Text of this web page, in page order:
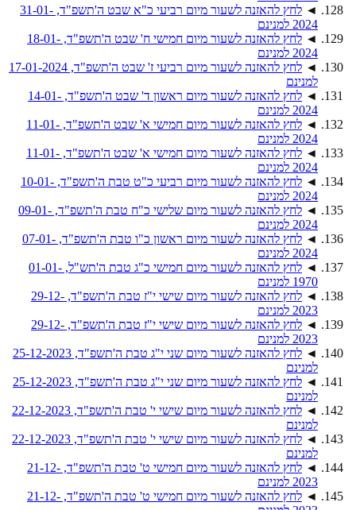
◄
לחץ להאזנה לשעור מיום רביעי כ"א שבט ה'תשפ"ד, 31-01-
2024 למנינם
◄
לחץ להאזנה לשעור מיום חמישי ח' שבט ה'תשפ"ד, 18-01-
2024 למנינם
◄
לחץ להאזנה לשעור מיום רביעי ז' שבט ה'תשפ"ד, 17-01-2024
למנינם
◄
לחץ להאזנה לשעור מיום ראשון ד' שבט ה'תשפ"ד, 14-01-
2024 למנינם
◄
לחץ להאזנה לשעור מיום חמישי א' שבט ה'תשפ"ד, 11-01-
2024 למנינם
◄
לחץ להאזנה לשעור מיום חמישי א' שבט ה'תשפ"ד, 11-01-
2024 למנינם
◄
לחץ להאזנה לשעור מיום רביעי כ"ט טבת ה'תשפ"ד, 10-01-
2024 למנינם
◄
לחץ להאזנה לשעור מיום שלישי כ"ח טבת ה'תשפ"ד, 09-01-
2024 למנינם
◄
לחץ להאזנה לשעור מיום ראשון כ"ו טבת ה'תשפ"ד, 07-01-
2024 למנינם
◄
לחץ להאזנה לשעור מיום חמישי כ"ג טבת ה'תש"ל, 01-01-
1970 למנינם
◄
לחץ להאזנה לשעור מיום שישי י"ז טבת ה'תשפ"ד, 29-12-
2023 למנינם
◄
לחץ להאזנה לשעור מיום שישי י"ז טבת ה'תשפ"ד, 29-12-
2023 למנינם
◄
לחץ להאזנה לשעור מיום שני י"ג טבת ה'תשפ"ד, 25-12-2023
למנינם
◄
לחץ להאזנה לשעור מיום שני י"ג טבת ה'תשפ"ד, 25-12-2023
למנינם
◄
לחץ להאזנה לשעור מיום שישי י' טבת ה'תשפ"ד, 22-12-2023
למנינם
◄
לחץ להאזנה לשעור מיום שישי י' טבת ה'תשפ"ד, 22-12-2023
למנינם
◄
לחץ להאזנה לשעור מיום חמישי ט' טבת ה'תשפ"ד, 21-12-
2023 למנינם
◄
לחץ להאזנה לשעור מיום חמישי ט' טבת ה'תשפ"ד, 21-12-